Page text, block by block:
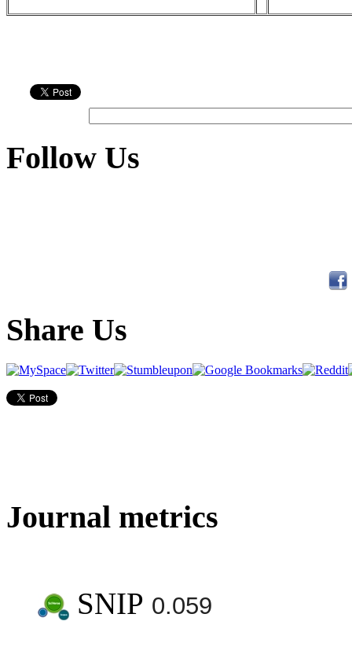
Follow Us
Share Us
Journal metrics
SNIP 0.059